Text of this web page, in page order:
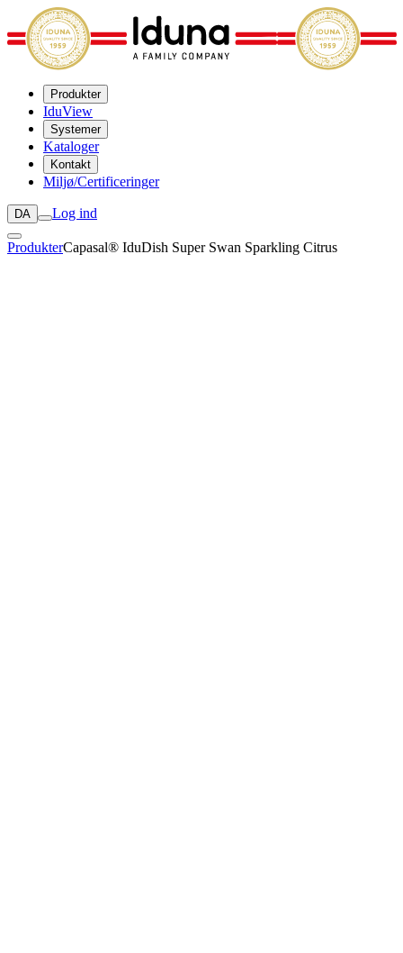
Produkter
IduView
Systemer
Kataloger
Kontakt
Miljø/Certificeringer
DA Log ind
ProdukterCapasal® IduDish Super Swan Sparkling Citrus